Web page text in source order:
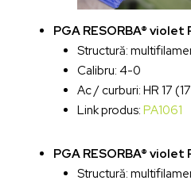
PGA RESORBA® violet
Structură:
Calibru: 4-0
Ac / curburi: HR 17
Link produs: PA1061
PGA RESORBA® violet
Structură: